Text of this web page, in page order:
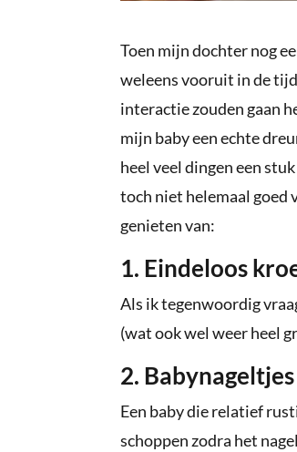
Toen mijn dochter nog
weleens vooruit in de
interactie zouden gaan
mijn baby een echte
heel veel dingen een
toch niet helemaal goed
genieten van:
1. Eindeloos
Als ik tegenwoordig
(wat ook wel weer heel
2.
Een baby die relatief
schoppen zodra het